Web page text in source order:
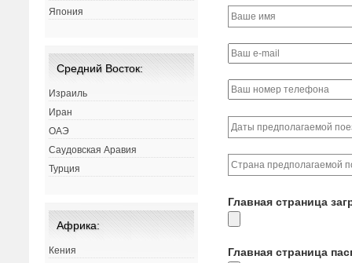
Главная страница
Главная страница
Япония
Средний Восток:
Израиль
Иран
ОАЭ
Саудовская Аравия
Турция
Африка:
Кения